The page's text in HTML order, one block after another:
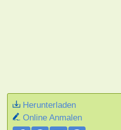
Herunterladen
Online Anmalen